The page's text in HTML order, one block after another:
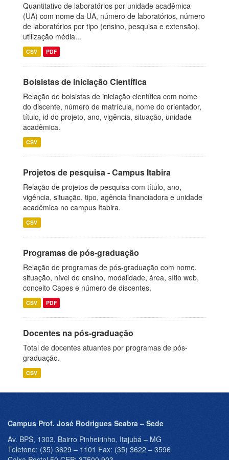
Quantitativo de laboratórios por unidade acadêmica
(UA) com nome da UA, número de laboratórios, número
de laboratórios por tipo (ensino, pesquisa e extensão),
utilização média...
CSV PDF
Bolsistas de Iniciação Científica
Relação de bolsistas de iniciação científica com nome
do discente, número de matrícula, nome do orientador,
título, id do projeto, ano, vigência, situação, unidade
acadêmica.
CSV
Projetos de pesquisa - Campus Itabira
Relação de projetos de pesquisa com título, ano,
vigência, situação, tipo, agência financiadora e unidade
acadêmica no campus Itabira.
CSV
Programas de pós-graduação
Relação de programas de pós-graduação com nome,
situação, nível de ensino, modalidade, área, sítio web,
conceito Capes e número de discentes.
CSV PDF
Docentes na pós-graduação
Total de docentes atuantes por programas de pós-
graduação.
CSV
Campus Prof. José Rodrigues Seabra – Sede
Av. BPS, 1303, Bairro Pinheirinho, Itajubá – MG
Telefone: (35) 3629 – 1101 Fax: (35) 3622 – 3596